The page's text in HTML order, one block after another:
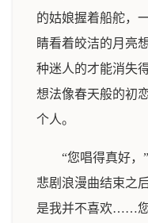
的姑娘握着船舵，
睛看着皎洁的月亮
种迷人的才能消失
想法像春天般的初
个人。
“您唱得真好，
悲剧浪漫曲结束之
是我并不喜欢……